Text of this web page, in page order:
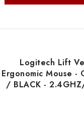
Logitech Lift
Ergonomic Mouse -
/ BLACK -